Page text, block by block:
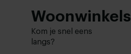
Woonwinkels
Kom je snel eens
langs?